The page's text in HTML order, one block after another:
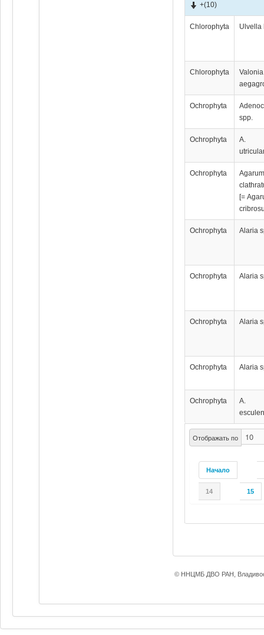
Отображать по
Начало
14 15
+(10)
Chlorophyta Ulvella
Chlorophyta
Valonia
Ochrophyta
spp.
Ochrophyta
A.
Ochrophyta
[=
Ochrophyta Alaria
Ochrophyta Alaria
Ochrophyta Alaria
Ochrophyta Alaria
Ochrophyta
A.
© ННЦМБ ДВО РАН,